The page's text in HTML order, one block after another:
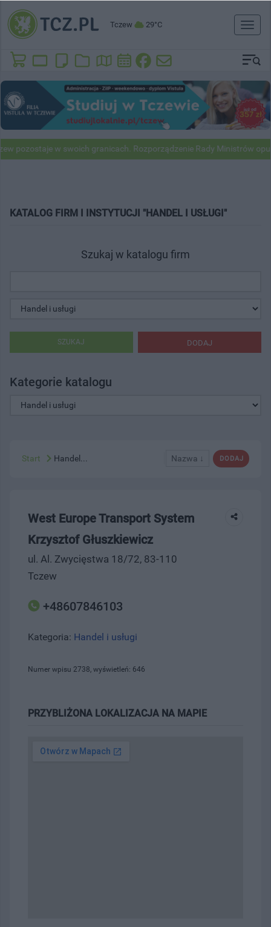
Tczew 29°C
Toggle
pozostaje w swoich granicach. Rozporządzenie Rady Ministrów
KATALOG FIRM I INSTYTUCJI "HANDEL I USŁUGI"
Szukaj w katalogu firm
DODAJ
SZUKAJ
Kategorie katalogu
DODAJ
Nazwa ↓
Start Handel...
West Europe Transport System
Krzysztof Głuszkiewicz
ul. Al. Zwycięstwa 18/72, 83-110
Tczew
+48607846103
Kategoria: Handel i usługi
Numer wpisu 2738, wyświetleń: 646
PRZYBLIŻONA LOKALIZACJA NA MAPIE